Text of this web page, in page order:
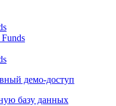
демо-доступ
базу данных